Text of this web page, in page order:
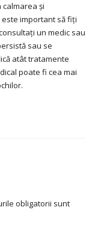
și
important să fiți
un medic sau
sau se
atât tratamente
poate fi cea mai
obligatorii sunt